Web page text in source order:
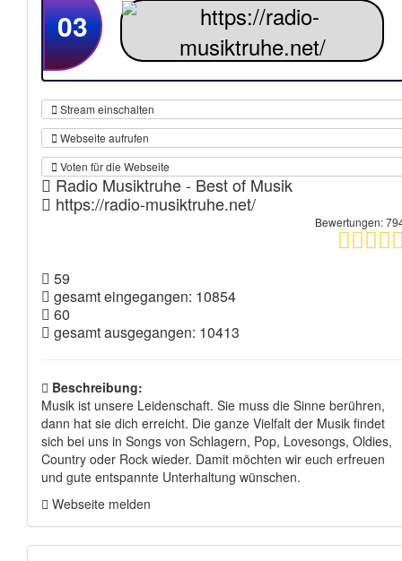
03
Stream einschalten
Webseite aufrufen
Voten für die Webseite
Radio Musiktruhe - Best of Musik
https://radio-musiktruhe.net/
Bewertungen:
59
gesamt eingegangen: 10854
60
gesamt ausgegangen: 10413
Beschreibung:
Musik ist unsere Leidenschaft. Sie muss die Sinne berühren,
dann hat sie dich erreicht. Die ganze Vielfalt der Musik findet
sich bei uns in Songs von Schlagern, Pop, Lovesongs, Oldies,
Country oder Rock wieder. Damit möchten wir euch erfreuen
und gute entspannte Unterhaltung wünschen.
Webseite melden